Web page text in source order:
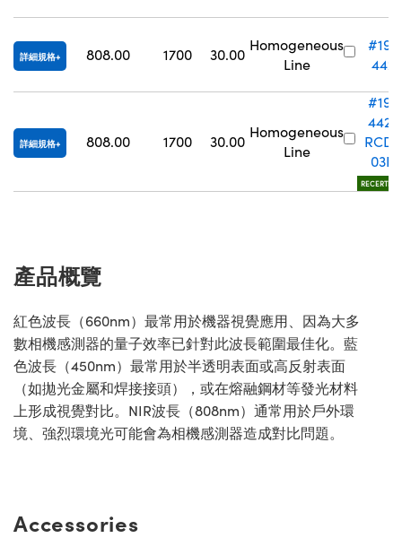
詳細規格 808.00 1700 30.00
Homogeneous
Line
#19-
442
詳細規格 808.00 1700 30.00
Homogeneous
Line
#19-
442-
RCD-
03N
產品概覽
紅色波長（660nm）最常用於機器視覺應用、因為大多
數相機感測器的量子效率已針對此波長範圍最佳化。藍
色波長（450nm）最常用於半透明表面或高反射表面
（如拋光金屬和焊接接頭），或在熔融鋼材等發光材料
上形成視覺對比。NIR波長（808nm）通常用於戶外環
境、強烈環境光可能會為相機感測器造成對比問題。
Accessories